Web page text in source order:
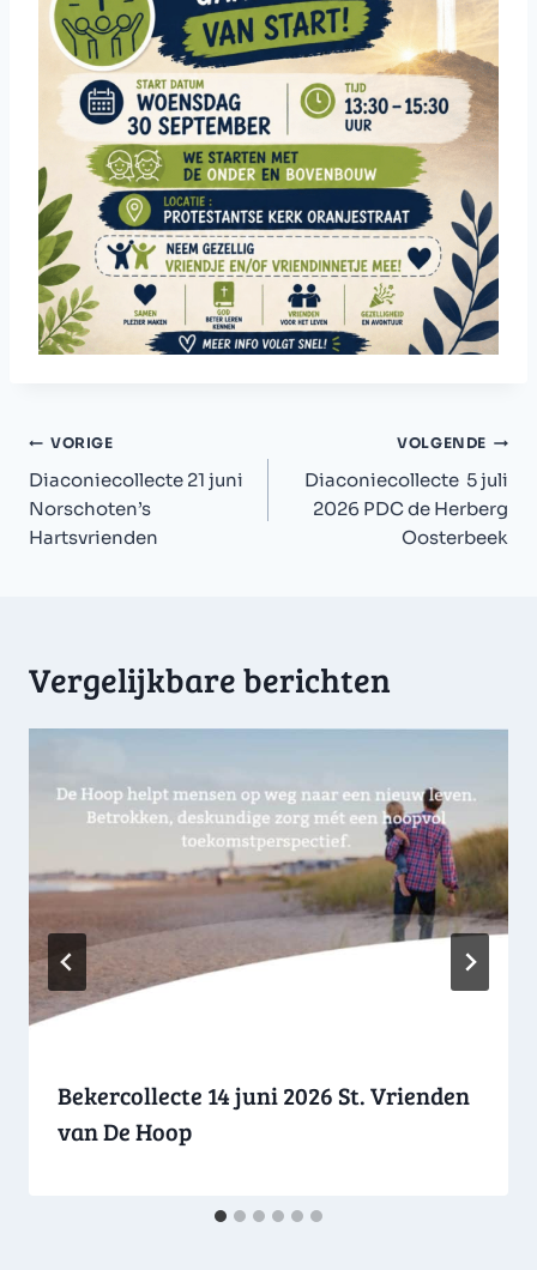
Bericht
navigatie
VORIGE
Diaconiecollecte 21 juni
Norschoten’s
Hartsvrienden
VOLGENDE
Diaconiecollecte 5 juli
2026 PDC de Herberg
Oosterbeek
Vergelijkbare berichten
Bekercollecte 14 juni 2026 St. Vrienden
van De Hoop